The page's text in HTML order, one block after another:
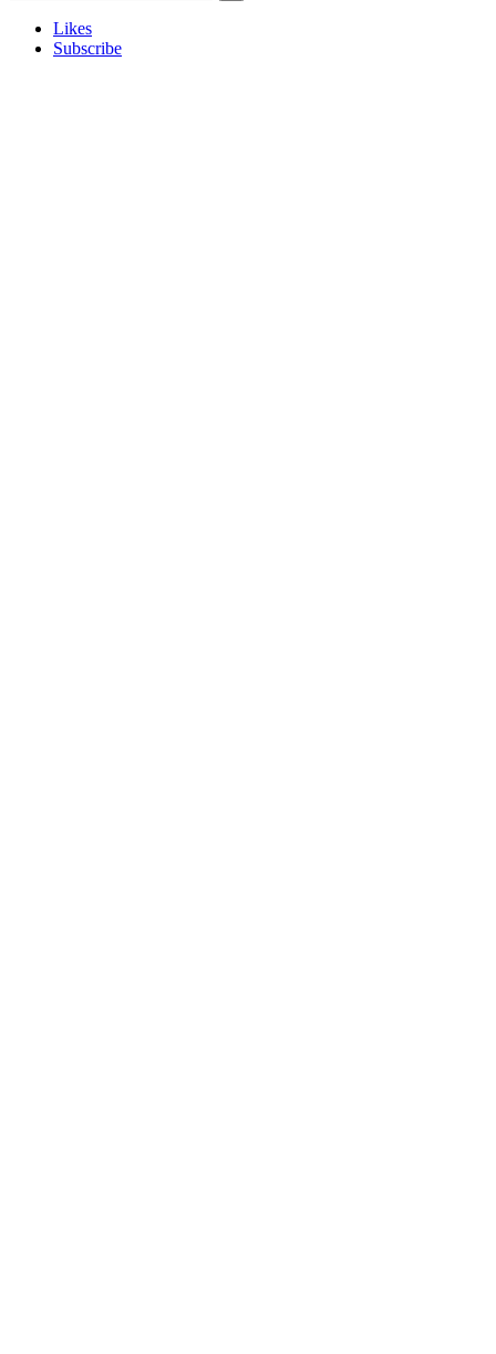
Likes
Subscribe